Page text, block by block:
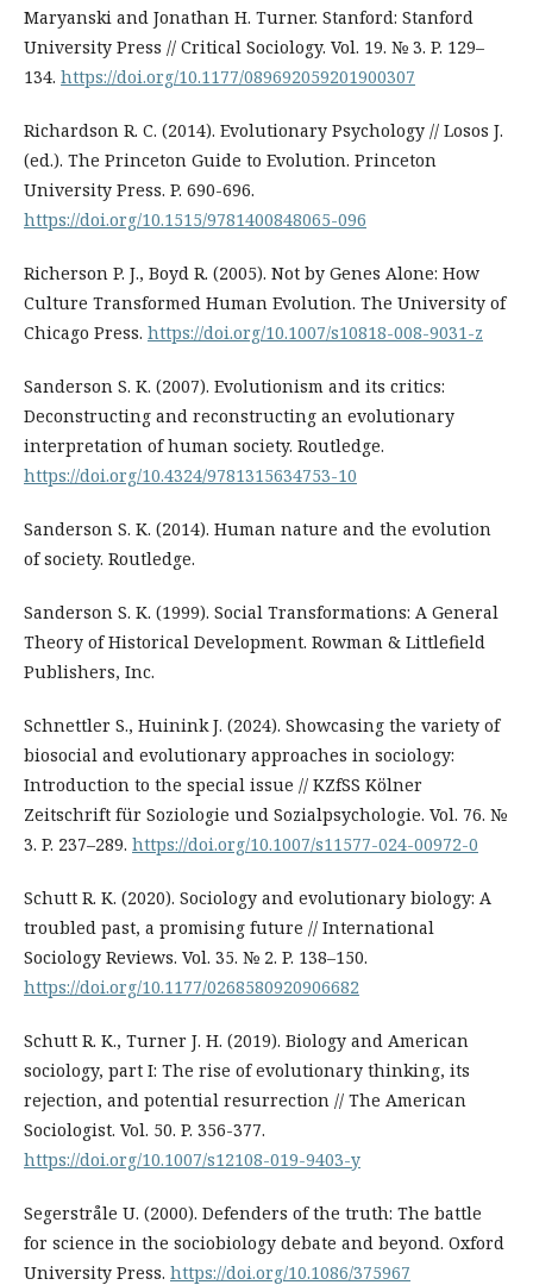
Maryanski and Jonathan H. Turner. Stanford: Stanford
University Press // Critical Sociology. Vol. 19. № 3. P. 129–
134. https://doi.org/10.1177/089692059201900307
Richardson R. C. (2014). Evolutionary Psychology // Losos J.
(ed.). The Princeton Guide to Evolution. Princeton
University Press. P. 690-696.
https://doi.org/10.1515/9781400848065-096
Richerson P. J., Boyd R. (2005). Not by Genes Alone: How
Culture Transformed Human Evolution. The University of
Chicago Press. https://doi.org/10.1007/s10818-008-9031-z
Sanderson S. K. (2007). Evolutionism and its critics:
Deconstructing and reconstructing an evolutionary
interpretation of human society. Routledge.
https://doi.org/10.4324/9781315634753-10
Sanderson S. K. (2014). Human nature and the evolution
of society. Routledge.
Sanderson S. K. (1999). Social Transformations: A General
Theory of Historical Development. Rowman & Littlefield
Publishers, Inc.
Schnettler S., Huinink J. (2024). Showcasing the variety of
biosocial and evolutionary approaches in sociology:
Introduction to the special issue // KZfSS Kölner
Zeitschrift für Soziologie und Sozialpsychologie. Vol. 76. №
3. P. 237–289. https://doi.org/10.1007/s11577-024-00972-0
Schutt R. K. (2020). Sociology and evolutionary biology: A
troubled past, a promising future // International
Sociology Reviews. Vol. 35. № 2. P. 138–150.
https://doi.org/10.1177/0268580920906682
Schutt R. K., Turner J. H. (2019). Biology and American
sociology, part I: The rise of evolutionary thinking, its
rejection, and potential resurrection // The American
Sociologist. Vol. 50. P. 356-377.
https://doi.org/10.1007/s12108-019-9403-y
Segerstråle U. (2000). Defenders of the truth: The battle
for science in the sociobiology debate and beyond. Oxford
University Press. https://doi.org/10.1086/375967